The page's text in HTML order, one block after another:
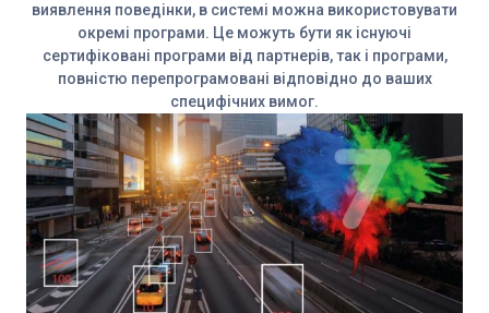
виявлення поведінки, в системі можна використовувати
окремі програми. Це можуть бути як існуючі
сертифіковані програми від партнерів, так і програми,
повністю перепрограмовані відповідно до ваших
специфічних вимог.